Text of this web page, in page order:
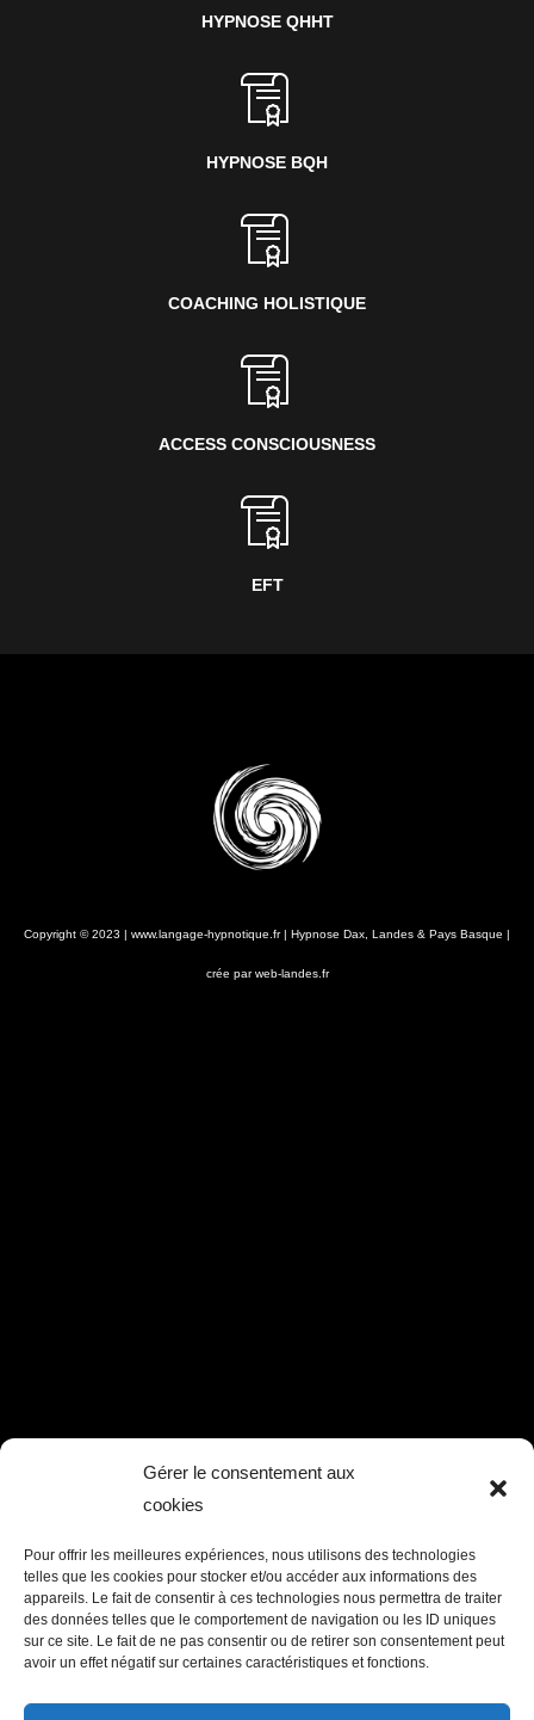
Gérer le consentement aux
cookies
Pour offrir les meilleures expériences, nous utilisons des technologies
telles que les cookies pour stocker et/ou accéder aux informations des
appareils. Le fait de consentir à ces technologies nous permettra de traiter
des données telles que le comportement de navigation ou les ID uniques
sur ce site. Le fait de ne pas consentir ou de retirer son consentement peut
avoir un effet négatif sur certaines caractéristiques et fonctions.
HYPNOSE QHHT
HYPNOSE BQH
COACHING HOLISTIQUE
ACCESS CONSCIOUSNESS
EFT
Copyright © 2023 | www.langage-hypnotique.fr | Hypnose Dax, Landes & Pays Basque |
crée par web-landes.fr